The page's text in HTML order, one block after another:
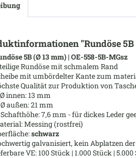
"Rundöse 5B
5B (Ø13 mm) | OE-558-5B-MGsz
Rundöse mit schmalem Rand
mit umbördelter Kante zum
Qualität zur Produktion von
innen: 13 mm
außen: 21 mm
7,6 mm - für dickes Leder
Messing (rostfrei)
schwarz
galvanisiert, kein Abplatzen
VE: 100 Stück | 1.000 Stück |